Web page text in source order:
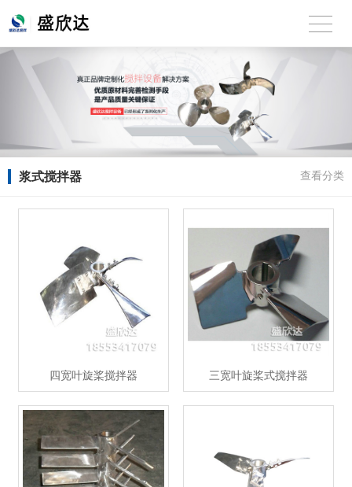
浆式搅拌器 查看分类
四宽叶旋桨搅拌器 三宽叶旋桨式搅拌器